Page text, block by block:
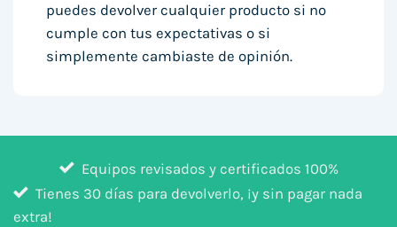
puedes devolver cualquier producto si no
cumple con tus expectativas o si
simplemente cambiaste de opinión.
Equipos revisados y certificados 100%
Tienes 30 días para devolverlo, ¡y sin pagar nada
extra!